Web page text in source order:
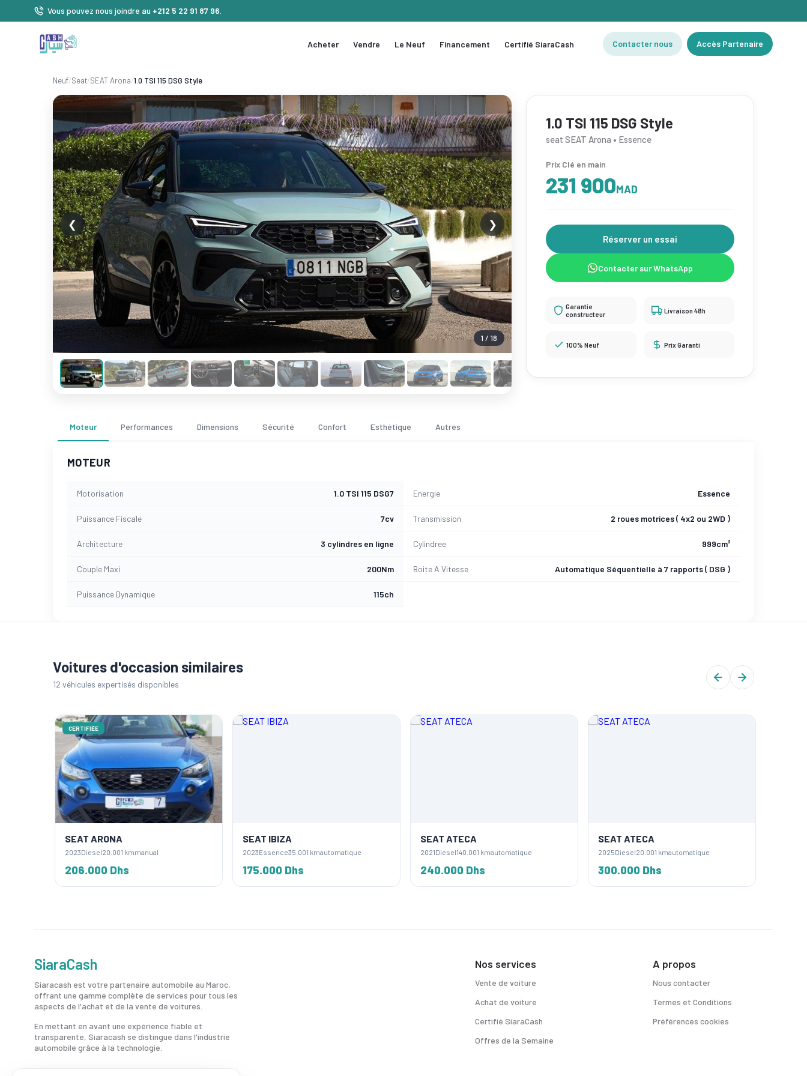
Vous pouvez nous joindre au +212 5 22 91 87 96
Acheter Vendre Le Neuf Financement Certifié SiaraCash Contacter nous Accès Partenaire
Neuf/Seat/SEAT Arona/1.0 TSI 115 DSG Style
1 / 18
❮ ❯
1.0 TSI 115 DSG Style
seat SEAT Arona • Essence
Prix Clé en main
231 900MAD
Réserver un essai
Contacter sur WhatsApp
Garantie
constructeur
Livraison 48h
100% Neuf Prix Garanti
Moteur Performances Dimensions Sécurité Confort Esthétique Autres
MOTEUR
Motorisation 1.0 TSI 115 DSG7 Energie Essence
Puissance Fiscale 7cv Transmission 2 roues motrices ( 4x2 ou 2WD )
Architecture 3 cylindres en ligne Cylindree 999cm³
Couple Maxi 200Nm Boite A Vitesse Automatique Séquentielle à 7 rapports ( DSG )
Puissance Dynamique 115ch
Voitures d'occasion similaires
12 véhicules expertisés disponibles
CERTIFIÉE
SEAT ARONA
2023Diesel20.001 kmmanual
206.000 Dhs
SEAT IBIZA
2023Essence35.001 kmautomatique
175.000 Dhs
SEAT ATECA
2021Diesel140.001 kmautomatique
240.000 Dhs
SEAT ATECA
2025Diesel20.001 kmautomatique
300.000 Dhs
SiaraCash
Siaracash est votre partenaire automobile au Maroc,
offrant une gamme complète de services pour tous les
aspects de l'achat et de la vente de voitures.
En mettant en avant une expérience fiable et
transparente, Siaracash se distingue dans l'industrie
automobile grâce à la technologie.
Nos services
Vente de voiture
Achat de voiture
Certifié SiaraCash
Offres de la Semaine
A propos
Nous contacter
Termes et Conditions
Préférences cookies